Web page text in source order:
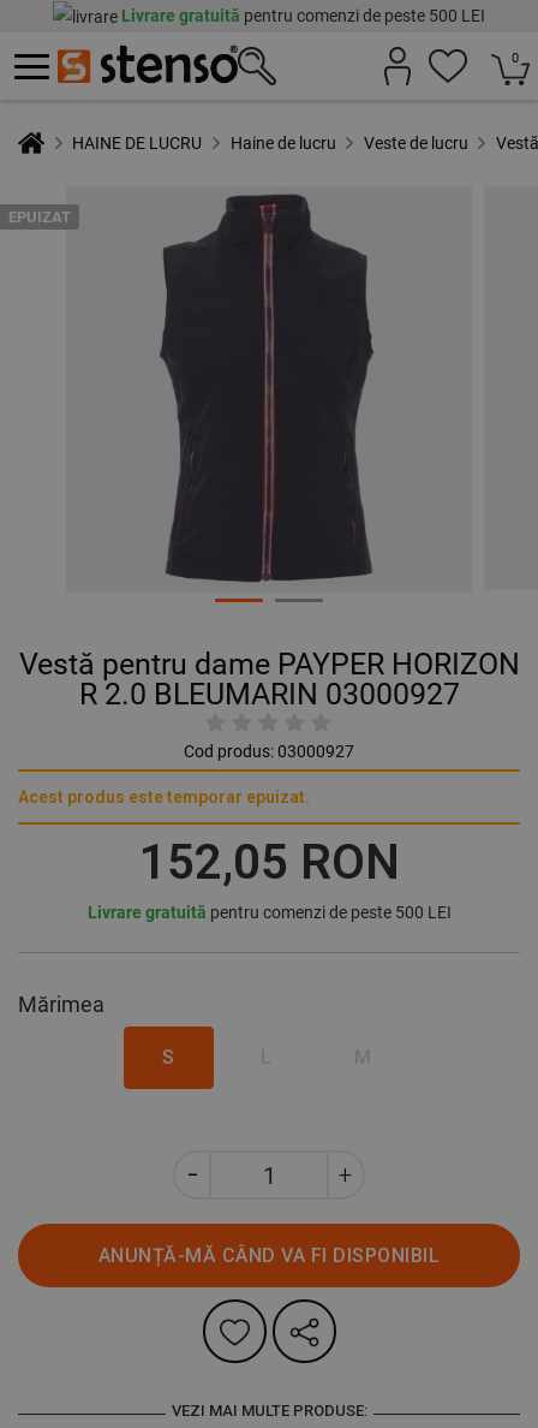
Livrare gratuită pentru comenzi de peste 500 LEI
0
HAINE DE LUCRU Haine de lucru Veste de lucru
EPUIZAT
Vestă pentru dame PAYPER HORIZON
R 2.0 BLEUMARIN 03000927
Cod produs:03000927
Acest produs este temporar epuizat.
152,05 RON
Livrare gratuită pentru comenzi de peste 500 LEI
Mărimea
S
ANUNȚĂ-MĂ CÂND VA FI DISPONIBIL
VEZI MAI MULTE PRODUSE: